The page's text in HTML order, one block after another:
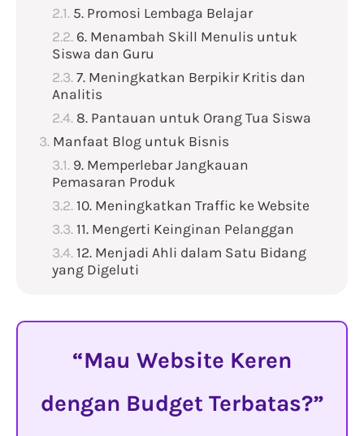
5. Promosi Lembaga Belajar
6. Menambah Skill Menulis untuk
Siswa dan Guru
7. Meningkatkan Berpikir Kritis dan
Analitis
8. Pantauan untuk Orang Tua Siswa
Manfaat Blog untuk Bisnis
9. Memperlebar Jangkauan
Pemasaran Produk
10. Meningkatkan Traffic ke Website
11. Mengerti Keinginan Pelanggan
12. Menjadi Ahli dalam Satu Bidang
yang Digeluti
Mau Website Keren
dengan Budget Terbatas?